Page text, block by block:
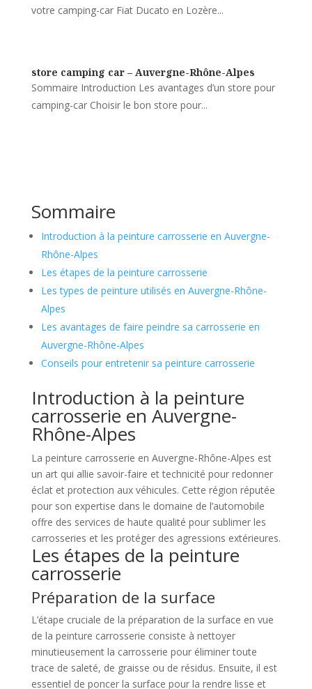
votre camping-car Fiat Ducato en Lozère...
store camping car – Auvergne-Rhône-Alpes
Sommaire Introduction Les avantages d’un store pour
camping-car Choisir le bon store pour...
Sommaire
Introduction à la peinture carrosserie en Auvergne-
Rhône-Alpes
Les étapes de la peinture carrosserie
Les types de peinture utilisés en Auvergne-Rhône-
Alpes
Les avantages de faire peindre sa carrosserie en
Auvergne-Rhône-Alpes
Conseils pour entretenir sa peinture carrosserie
Introduction à la peinture
carrosserie en Auvergne-
Rhône-Alpes
La peinture carrosserie en Auvergne-Rhône-Alpes est
un art qui allie savoir-faire et technicité pour redonner
éclat et protection aux véhicules. Cette région réputée
pour son expertise dans le domaine de l’automobile
offre des services de haute qualité pour sublimer les
carrosseries et les protéger des agressions extérieures.
Les étapes de la peinture
carrosserie
Préparation de la surface
L’étape cruciale de la préparation de la surface en vue
de la peinture carrosserie consiste à nettoyer
minutieusement la carrosserie pour éliminer toute
trace de saleté, de graisse ou de résidus. Ensuite, il est
essentiel de poncer la surface pour la rendre lisse et